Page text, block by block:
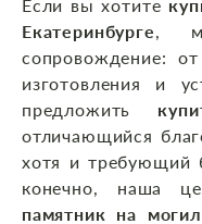
Если вы хотите
Екатеринбурге,
сопровождение:
изготовления и
предложить
отличающийся
хотя и требующий
конечно, наша
памятник на